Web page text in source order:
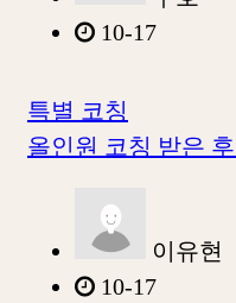
10-17
특별 코칭
올인원 코칭 받은 후
이유현
10-17